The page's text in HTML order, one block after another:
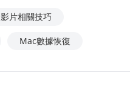
影片相關技巧
Mac數據恢復